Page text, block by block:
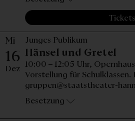
Tickets
Mi
16
Dez
Junges Publikum
Hänsel und Gretel
10:00 – 12:05 Uhr, Opernhaus
Vorstellung für Schulklassen.
gruppen@staatstheater-
Besetzung